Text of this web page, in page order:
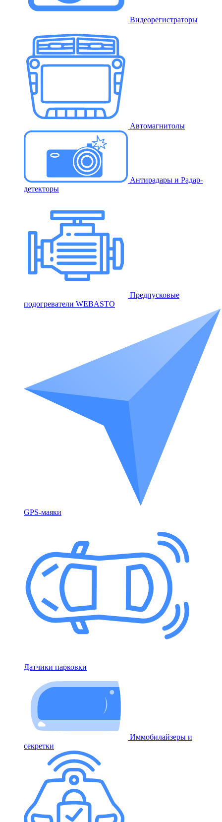
Видеорегистраторы
Автомагнитолы
Антирадары и Радар-
детекторы
Предпусковые
подогреватели WEBASTO
GPS-маяки
Датчики парковки
Иммобилайзеры и
секретки